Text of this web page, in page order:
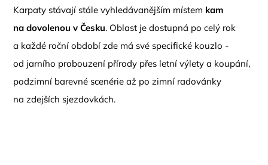
Karpaty stávají stále vyhledávanějším místem kam
na dovolenou v Česku. Oblast je dostupná po celý rok
a každé roční období zde má své specifické kouzlo -
od jarního probouzení přírody přes letní výlety a koupání,
podzimní barevné scenérie až po zimní radovánky
na zdejších sjezdovkách.